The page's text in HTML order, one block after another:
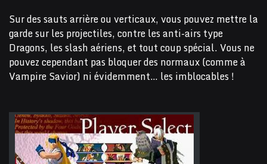
Sur des sauts arrière ou verticaux, vous pouvez mettre la
garde sur les projectiles, contre les anti-airs type
Dragons, les slash aériens, et tout coup spécial. Vous ne
pouvez cependant pas bloquer des normaux (comme à
Vampire Savior) ni évidemment… les imblocables !